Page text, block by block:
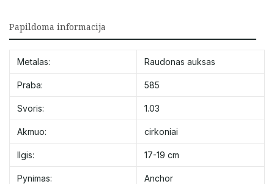
Papildoma informacija
Metalas: Raudonas auksas
Praba: 585
Svoris: 1.03
Akmuo: cirkoniai
Ilgis: 17-19 cm
Pynimas: Anchor